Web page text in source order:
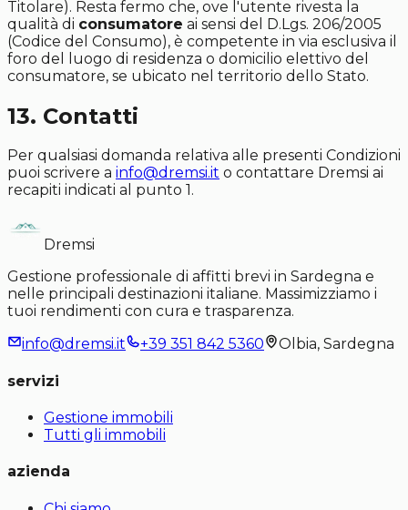
Titolare). Resta fermo che, ove l'utente rivesta la
qualità di consumatore ai sensi del D.Lgs. 206/2005
(Codice del Consumo), è competente in via esclusiva il
foro del luogo di residenza o domicilio elettivo del
consumatore, se ubicato nel territorio dello Stato.
13. Contatti
Per qualsiasi domanda relativa alle presenti Condizioni
puoi scrivere a info@dremsi.it o contattare Dremsi ai
recapiti indicati al punto 1.
Dremsi
Gestione professionale di affitti brevi in Sardegna e
nelle principali destinazioni italiane. Massimizziamo i
tuoi rendimenti con cura e trasparenza.
info@dremsi.it
+39 351 842 5360 Olbia, Sardegna
servizi
Gestione immobili
Tutti gli immobili
azienda